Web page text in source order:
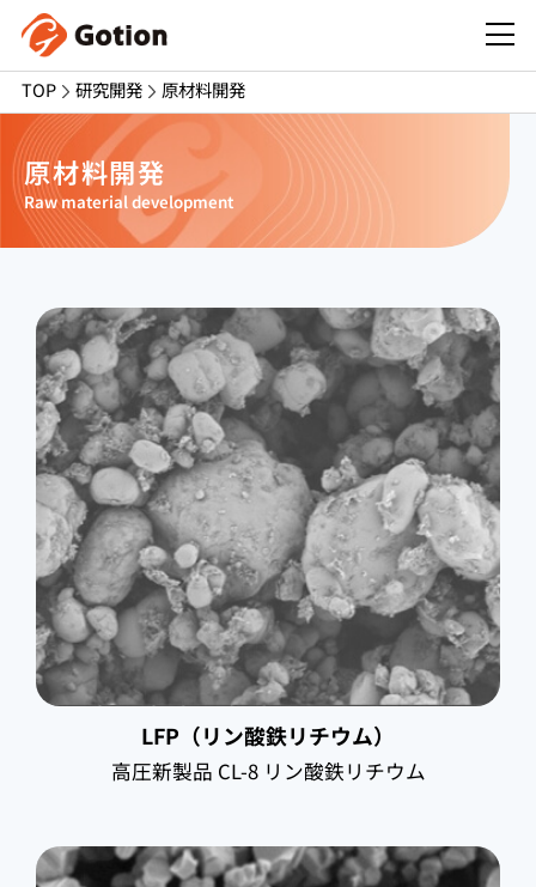
TOP 研究開発 原材料開発
原材料開発
Raw material development
LFP（リン酸鉄リチウム）
高圧新製品 CL-8 リン酸鉄リチウム